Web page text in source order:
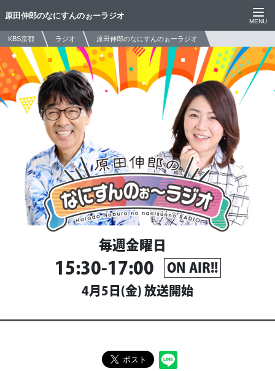
原田伸郎のなにすんのぉーラジオ
KBS京都 ラジオ 原田伸郎のなにすんのぉーラジオ
毎週金曜日
15:30-17:00 ON AIR!!
4月5日(金) 放送開始